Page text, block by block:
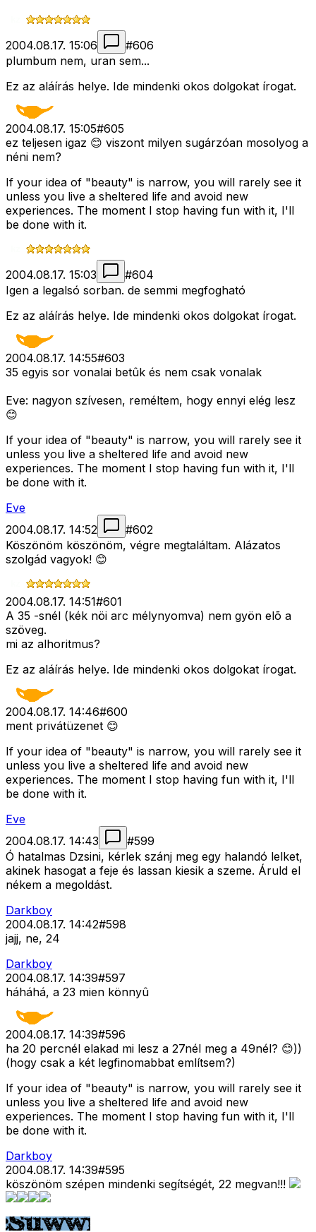
2004.08.17. 15:06 #606
plumbum nem, uran sem...
Ez az aláírás helye. Ide mindenki okos dolgokat írogat.
2004.08.17. 15:05#605
ez teljesen igaz 😊 viszont milyen sugárzóan mosolyog a
néni nem?
If your idea of "beauty" is narrow, you will rarely see it
unless you live a sheltered life and avoid new
experiences. The moment I stop having fun with it, I'll
be done with it.
2004.08.17. 15:03 #604
Igen a legalsó sorban. de semmi megfogható
Ez az aláírás helye. Ide mindenki okos dolgokat írogat.
2004.08.17. 14:55#603
35 egyis sor vonalai betûk és nem csak vonalak
Eve: nagyon szívesen, reméltem, hogy ennyi elég lesz
😊
If your idea of "beauty" is narrow, you will rarely see it
unless you live a sheltered life and avoid new
experiences. The moment I stop having fun with it, I'll
be done with it.
Eve
2004.08.17. 14:52
#602
Köszönöm köszönöm, végre megtaláltam. Alázatos
szolgád vagyok! 😊
2004.08.17. 14:51#601
A 35 -snél (kék nöi arc mélynyomva) nem gyön elõ a
szöveg.
mi az alhoritmus?
Ez az aláírás helye. Ide mindenki okos dolgokat írogat.
2004.08.17. 14:46#600
ment privátüzenet 😊
If your idea of "beauty" is narrow, you will rarely see it
unless you live a sheltered life and avoid new
experiences. The moment I stop having fun with it, I'll
be done with it.
Eve
2004.08.17. 14:43
#599
Ó hatalmas Dzsini, kérlek szánj meg egy halandó lelket,
akinek hasogat a feje és lassan kiesik a szeme. Áruld el
nékem a megoldást.
Darkboy
2004.08.17. 14:42#598
jajj, ne, 24
Darkboy
2004.08.17. 14:39#597
háháhá, a 23 mien könnyû
2004.08.17. 14:39#596
ha 20 percnél elakad mi lesz a 27nél meg a 49nél? 😊))
(hogy csak a két legfinomabbat említsem?)
If your idea of "beauty" is narrow, you will rarely see it
unless you live a sheltered life and avoid new
experiences. The moment I stop having fun with it, I'll
be done with it.
Darkboy
2004.08.17. 14:39#595
köszönöm szépen mindenki segítségét, 22 megvan!!!